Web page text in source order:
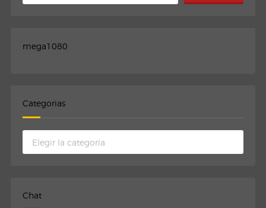
mega1080
Categorias
Categorias
Chat